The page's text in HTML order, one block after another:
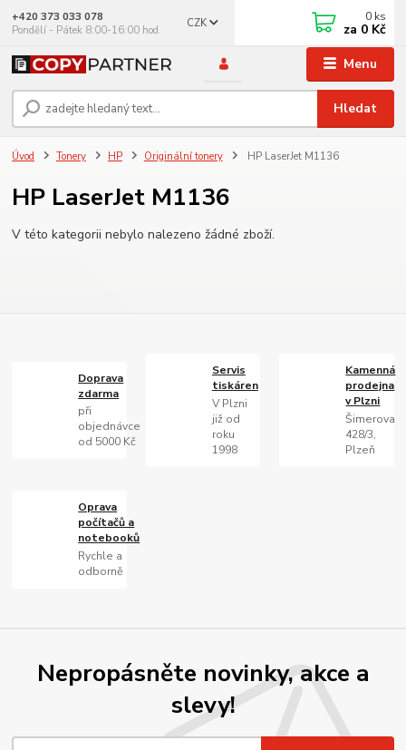
Menu
CZK
Hledat
+420 373 033 078
Pondělí - Pátek 8:00-16:00 hod.
0 ks
za 0 Kč
Úvod Tonery HP Originální tonery HP LaserJet M1136
HP LaserJet M1136
V této kategorii nebylo nalezeno žádné zboží.
Doprava
zdarma
při
objednávce
od 5000 Kč
Servis
tiskáren
V Plzni
již od
roku
1998
Kamenná
prodejna
v Plzni
Šimerova
428/3,
Plzeň
Oprava
počítačů a
notebooků
Rychle a
odborně
Nepropásněte novinky, akce a
slevy!